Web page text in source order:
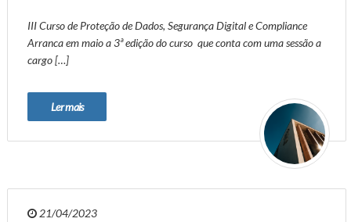
III Curso de Proteção de Dados, Segurança Digital e Compliance
Arranca em maio a 3ª edição do curso que conta com uma sessão a
cargo […]
Ler mais
21/04/2023